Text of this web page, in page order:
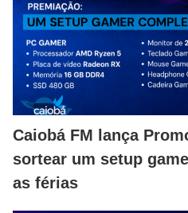
Caiobá FM lança
sortear um setup
as férias